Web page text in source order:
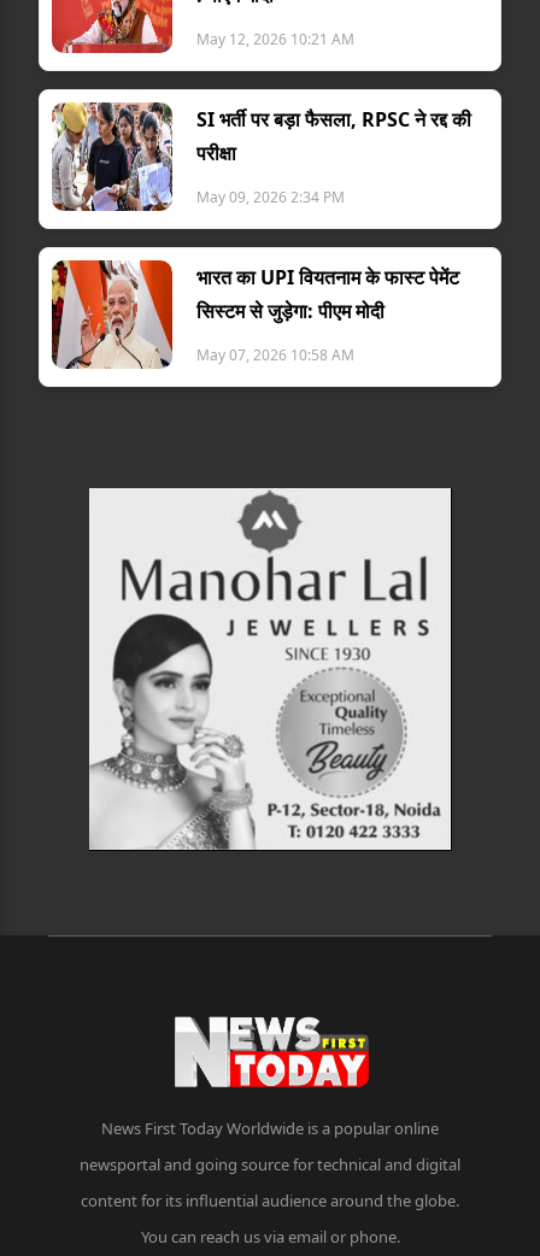
May 12, 2026 10:21 AM
SI भर्ती पर बड़ा फैसला, RPSC ने रद्द की
परीक्षा
May 09, 2026 2:34 PM
भारत का UPI वियतनाम के फास्ट पेमेंट
सिस्टम से जुड़ेगा: पीएम मोदी
May 07, 2026 10:58 AM
News First Today Worldwide is a popular online
newsportal and going source for technical and digital
content for its influential audience around the globe.
You can reach us via email or phone.